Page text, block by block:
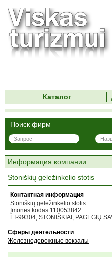
Каталог
Поиск фирм
Информация компании
Stoniškių geležinkelio stotis
Контактная информация
Stoniškių geležinkelio stotis
Įmonės kodas 110053842
LT-99304, STONIŠKIAI, PAGĖGIŲ
Сферы деятельности
Железнодорожные вокзалы